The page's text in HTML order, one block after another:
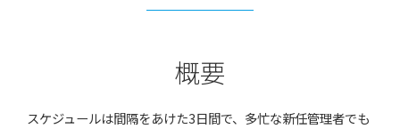
概要
スケジュールは間隔をあけた3日間で、多忙な新任管理者でも